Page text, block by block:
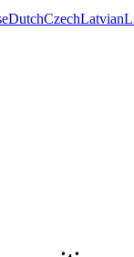
DutchCzechLatvian